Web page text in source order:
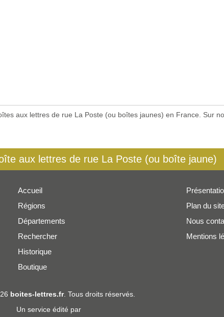
aux lettres de rue La Poste (ou boîtes jaunes) en France. Sur
aux lettres de rue La Poste (ou boîte jaune)
Accueil
Régions
Départements
Rechercher
Historique
Boutique
Plan du
Nous
Mentions
boites-lettres.fr. Tous droits réservés.
Un service édité par